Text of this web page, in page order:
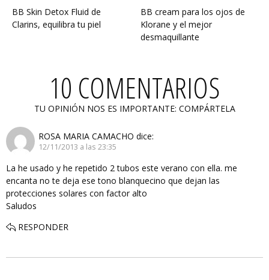
BB Skin Detox Fluid de
Clarins, equilibra tu piel
BB cream para los ojos de
Klorane y el mejor
desmaquillante
10 COMENTARIOS
TU OPINIÓN NOS ES IMPORTANTE: COMPÁRTELA
ROSA MARIA CAMACHO dice:
12/11/2013 a las 23:35
La he usado y he repetido 2 tubos este verano con ella. me
encanta no te deja ese tono blanquecino que dejan las
protecciones solares con factor alto
Saludos
RESPONDER